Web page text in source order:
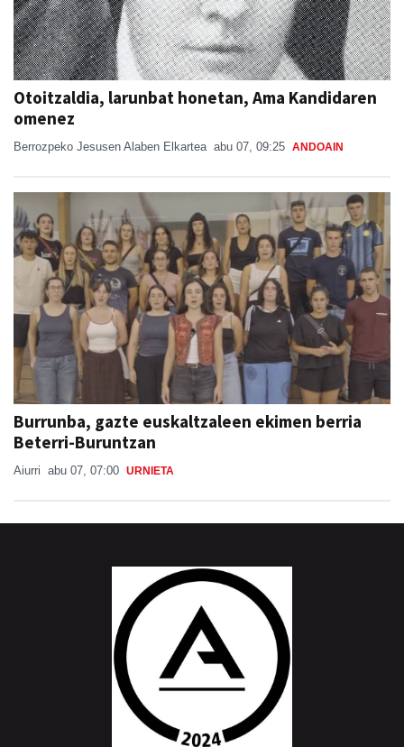
Otoitzaldia, larunbat honetan, Ama Kandidaren
omenez
Berrozpeko Jesusen Alaben Elkartea abu 07, 09:25 ANDOAIN
Burrunba, gazte euskaltzaleen ekimen berria
Beterri-Buruntzan
Aiurri abu 07, 07:00 URNIETA